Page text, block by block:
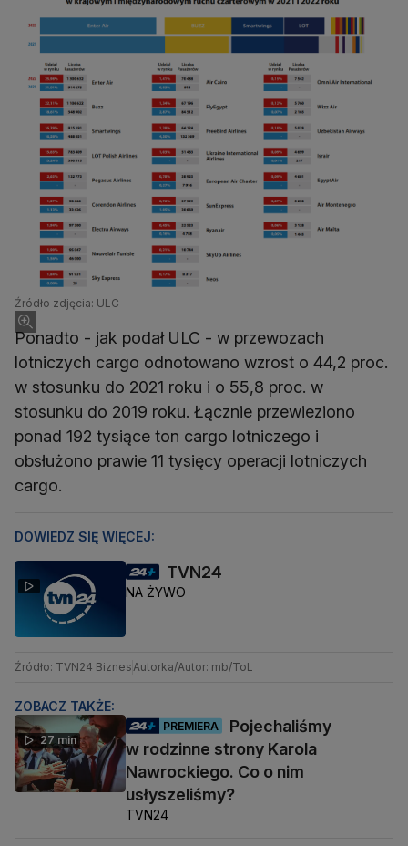
Źródło zdjęcia: ULC
Ponadto - jak podał ULC - w przewozach
lotniczych cargo odnotowano wzrost o 44,2 proc.
w stosunku do 2021 roku i o 55,8 proc. w
stosunku do 2019 roku. Łącznie przewieziono
ponad 192 tysiące ton cargo lotniczego i
obsłużono prawie 11 tysięcy operacji lotniczych
cargo.
DOWIEDZ SIĘ WIĘCEJ:
TVN24
NA ŻYWO
Źródło: TVN24 BiznesAutorka/Autor: mb/ToL
ZOBACZ TAKŻE:
27 min
PREMIERA
Pojechaliśmy
w rodzinne strony Karola
Nawrockiego. Co o nim
usłyszeliśmy?
TVN24